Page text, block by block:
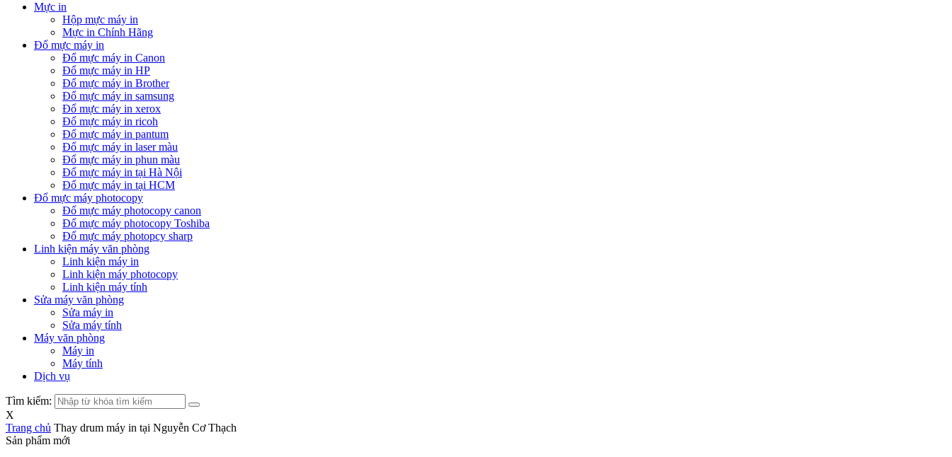
Mực in
Hộp mực máy in
Mực in Chính Hãng
Đổ mực máy in
Đổ mực máy in Canon
Đổ mực máy in HP
Đổ mực máy in Brother
Đổ mực máy in samsung
Đổ mực máy in xerox
Đổ mực máy in ricoh
Đổ mực máy in pantum
Đổ mực máy in laser màu
Đổ mực máy in phun màu
Đổ mực máy in tại Hà Nội
Đổ mực máy in tại HCM
Đổ mực máy photocopy
Đổ mực máy photocopy canon
Đổ mực máy photocopy Toshiba
Đổ mực máy photopcy sharp
Linh kiện máy văn phòng
Linh kiện máy in
Linh kiện máy photocopy
Linh kiện máy tính
Sửa máy văn phòng
Sửa máy in
Sửa máy tính
Máy văn phòng
Máy in
Máy tính
Dịch vụ
Tìm kiếm:
X
Trang chủ Thay drum máy in tại Nguyễn Cơ Thạch
Sản phẩm mới